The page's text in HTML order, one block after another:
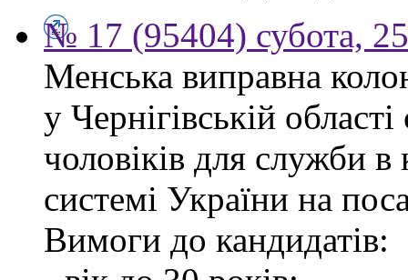
№ 17 (95404) субота,
Менська виправна
у Чернігівській
чоловіків для служби
системі України на
Вимоги до кандидатів: